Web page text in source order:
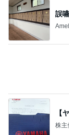
誤
【
株主